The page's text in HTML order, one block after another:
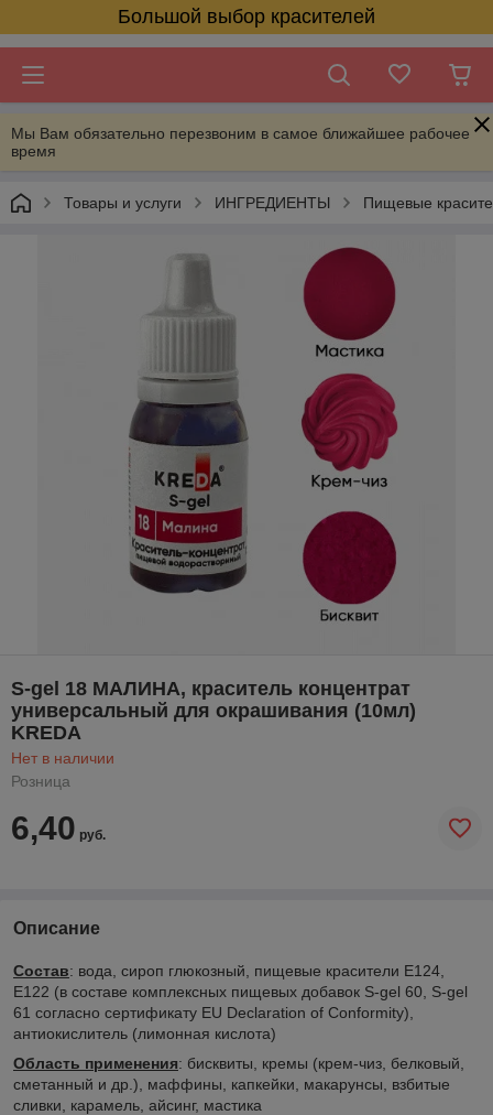
Большой выбор красителей
Мы Вам обязательно перезвоним в самое ближайшее рабочее
время
Товары и услуги ИНГРЕДИЕНТЫ Пищевые
S-gel 18 МАЛИНА, краситель концентрат
универсальный для окрашивания (10мл)
KREDA
Нет в наличии
Розница
6,40 руб.
Описание
Состав: вода, сироп глюкозный, пищевые красители Е124,
Е122 (в составе комплексных пищевых добавок S-gel 60, S-gel
61 согласно сертификату EU Declaration of Conformity),
антиокислитель (лимонная кислота)
Область применения: бисквиты, кремы (крем-чиз, белковый,
сметанный и др.), маффины, капкейки, макарунсы, взбитые
сливки, карамель, айсинг, мастика